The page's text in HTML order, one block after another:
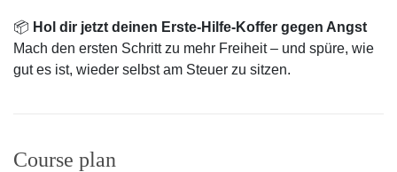
📦 Hol dir jetzt deinen Erste-Hilfe-Koffer gegen Angst
Mach den ersten Schritt zu mehr Freiheit – und spüre, wie
gut es ist, wieder selbst am Steuer zu sitzen.
Course plan